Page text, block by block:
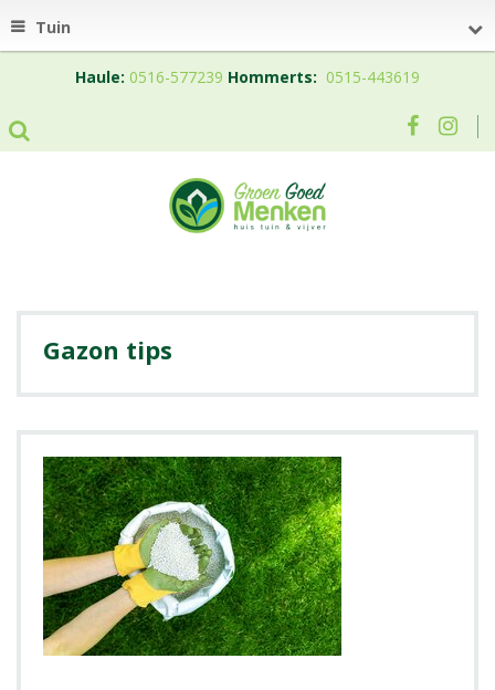
Tuin
Haule: 0516-577239 Hommerts: 0515-443619
Gazon tips